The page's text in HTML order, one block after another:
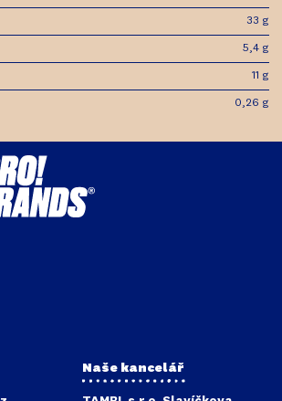
33 g
5,4 g
11 g
0,26 g
Naše kancelář